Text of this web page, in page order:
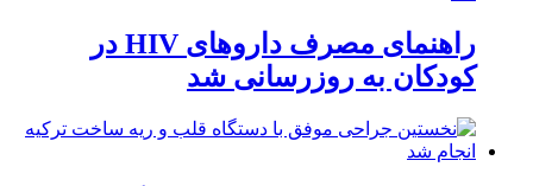
راهنمای مصرف داروهای HIV در
کودکان به روزرسانی شد